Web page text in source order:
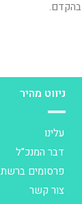
ניווט מהיר
עלינו
דבר המנכ"ל
פרסומים ברשת
צור קשר